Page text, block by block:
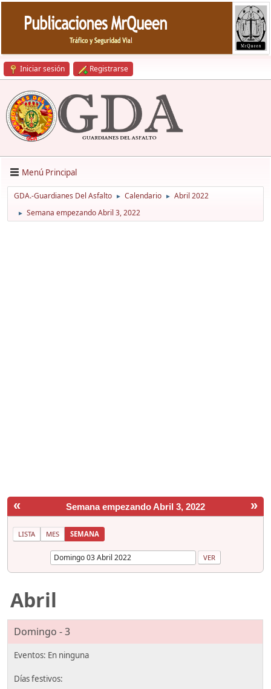
Iniciar sesión Registrarse
Menú Principal
GDA.-Guardianes Del Asfalto ► Calendario ► Abril 2022
► Semana empezando Abril 3, 2022
« »
Semana empezando Abril 3, 2022
LISTA MES SEMANA
Abril
Domingo - 3